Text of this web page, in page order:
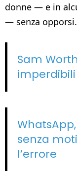
donne — e in
— senza opporsi.
Sam
imperdibili
senza
l’errore